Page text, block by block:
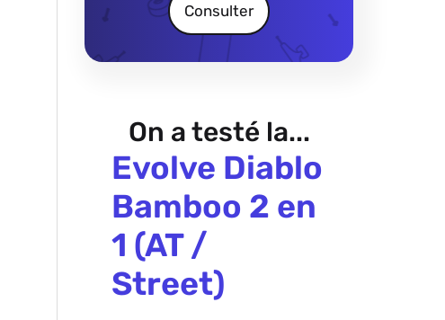
Consulter
On a testé la...
Evolve Diablo
Bamboo 2 en
1 (AT /
Street)